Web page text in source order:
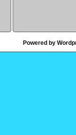
Powered by